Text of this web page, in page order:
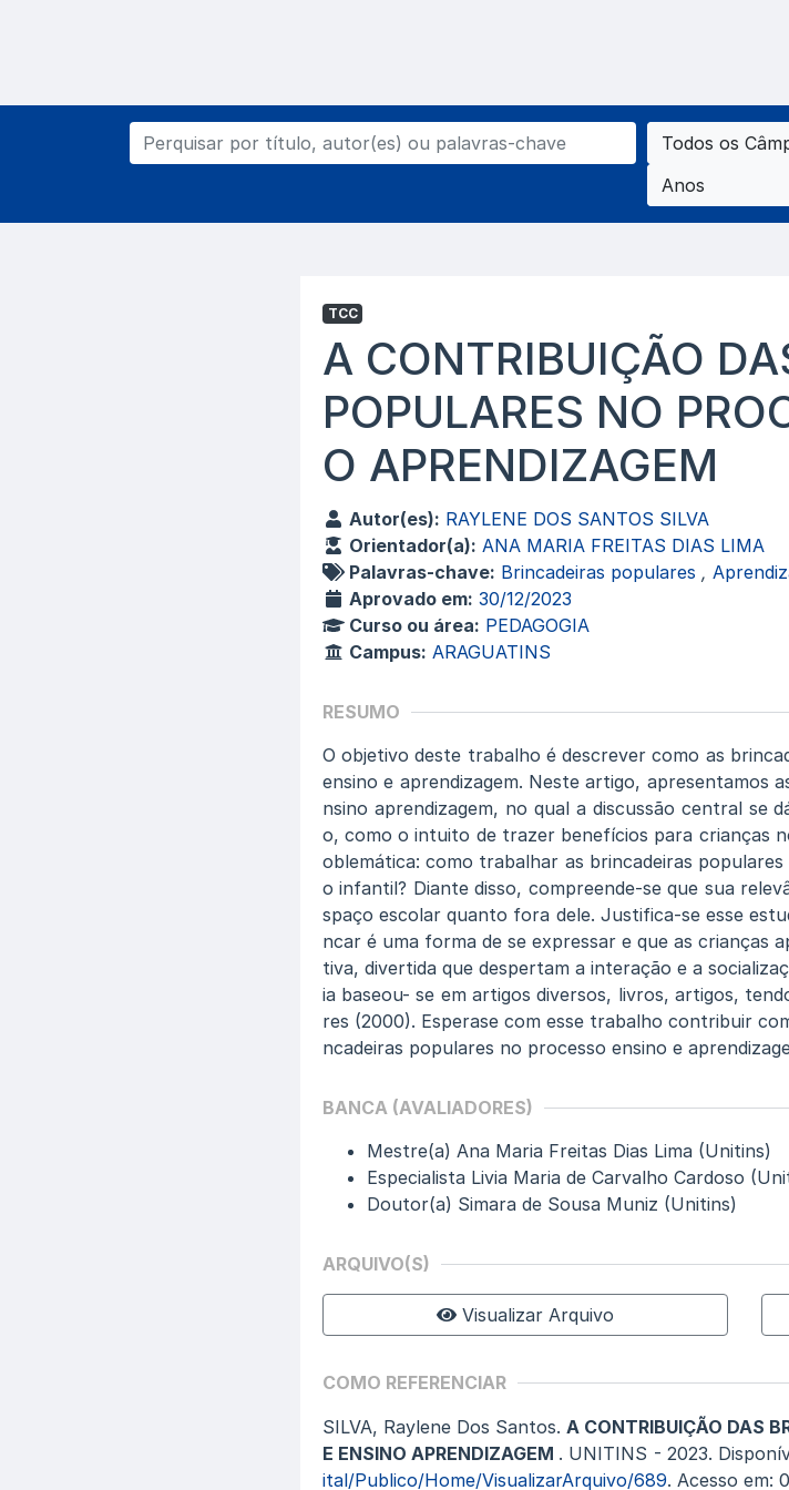
Todos os
Anos
TCC
A CONTRIBUIÇÃO
POPULARES NO
O APRENDIZAGEM
Autor(es): RAYLENE DOS SANTOS SILVA
Orientador(a): ANA MARIA FREITAS DIAS LIMA
Palavras-chave: Brincadeiras populares ,
Aprovado em: 30/12/2023
Curso ou área: PEDAGOGIA
Campus: ARAGUATINS
RESUMO
O objetivo deste trabalho é descrever como as
ensino e aprendizagem. Neste artigo, apresentamos
nsino aprendizagem, no qual a discussão central se
o, como o intuito de trazer benefícios para crianças
oblemática: como trabalhar as brincadeiras
o infantil? Diante disso, compreende-se que sua
spaço escolar quanto fora dele. Justifica-se esse
ncar é uma forma de se expressar e que as crianças
tiva, divertida que despertam a interação e a
ia baseou- se em artigos diversos, livros, artigos,
res (2000). Esperase com esse trabalho contribuir
ncadeiras populares no processo ensino e
BANCA (AVALIADORES)
Mestre(a) Ana Maria Freitas Dias Lima (Unitins)
Especialista Livia Maria de Carvalho Cardoso
Doutor(a) Simara de Sousa Muniz (Unitins)
ARQUIVO(S)
Visualizar Arquivo
COMO REFERENCIAR
SILVA, Raylene Dos Santos. A CONTRIBUIÇÃO DAS
E ENSINO APRENDIZAGEM . UNITINS - 2023.
ital/Publico/Home/VisualizarArquivo/689. Acesso em: